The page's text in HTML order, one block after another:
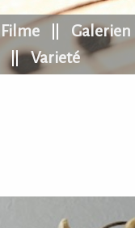
Filme Galerien
Varieté